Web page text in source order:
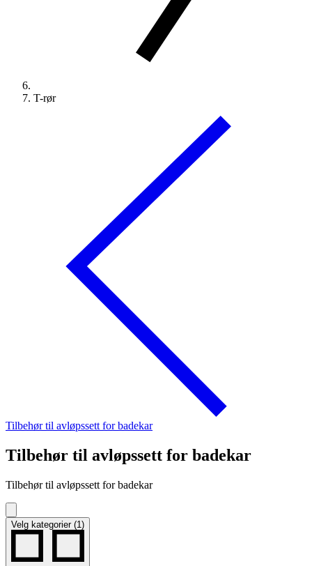
T-rør
Tilbehør til avløpssett for badekar
Tilbehør til avløpssett for badekar
Tilbehør til avløpssett for badekar
Velg kategorier (1)